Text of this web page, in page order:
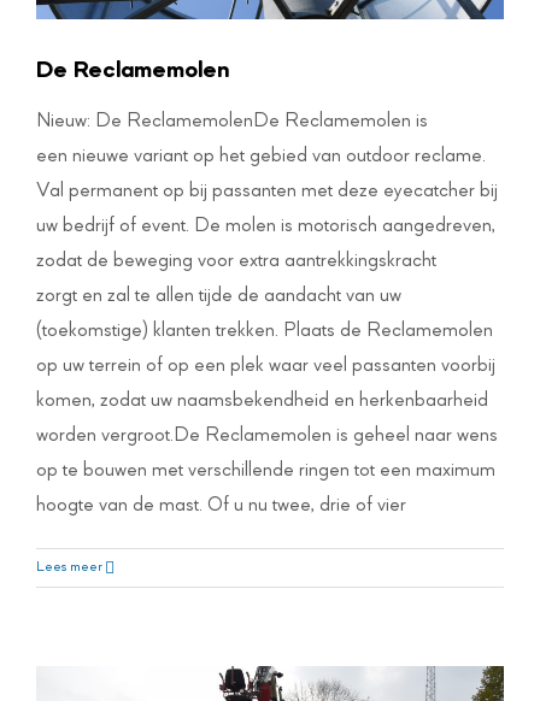
De Reclamemolen
Nieuw: De ReclamemolenDe Reclamemolen is
een nieuwe variant op het gebied van outdoor reclame.
Val permanent op bij passanten met deze eyecatcher bij
uw bedrijf of event. De molen is motorisch aangedreven,
zodat de beweging voor extra aantrekkingskracht
zorgt en zal te allen tijde de aandacht van uw
(toekomstige) klanten trekken. Plaats de Reclamemolen
op uw terrein of op een plek waar veel passanten voorbij
komen, zodat uw naamsbekendheid en herkenbaarheid
worden vergroot.De Reclamemolen is geheel naar wens
op te bouwen met verschillende ringen tot een maximum
hoogte van de mast. Of u nu twee, drie of vier
Lees meer